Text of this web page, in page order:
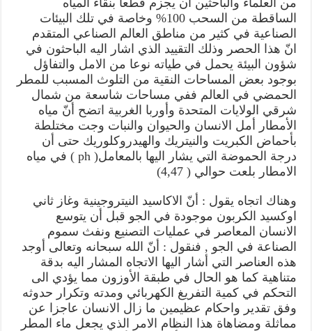
من العلماء والباحثين أن يجزم قطعا بنقاء المياه
الساقطة من السحب 100% وخاصة في تلك البيئات
الصناعية في كثير من مناطق العالم الصناعي المتقدم
انّ هذا الحصر وذلك التقييد الذي اشار اليه الباحثون في
شؤون البيئة يحمل في طياته نوعا من الامل والتفاؤل
بوجود بعض المساحات النقية من التلوث المسبب للمطر
الحمضي في العالم ففي مساحات شاسعة من شمال
شرقي الولايات المتحدة وأوربا الغربية اتضح أنّ مياه
الأمطار أمل الانسان والحيوان والنبات وجت مختلطة
بأحماض الكبريت والنيتريك والهيدروكلوريك حتى أن
درجة الحموضة التي يشار اليها بالمعامل( ph ) في مياه
الامطار بلعت حوالي ( 4,47)
وهناك اتجاه يقول : أنّ الاكاسيد النيتروجينية وغاز ثاني
اوكسيد الكربون موجودة في الجو قبل أن يتوسع
الانسان المعاصر في عمليات التصنيع ونفث سموم
الصناعة في الجو , فنقول : أنّ الله سبحانه وتعالى أوجد
هذه العناصر التي أشار اليها الاتجاه المشار اليه بدقة
متناهية كما هو الحال في طبقة الأوزون مما يؤدي الى
التحكم في كمية التفريغ الكهربائي ومدته وتكرار حدوثه
وفق تقدير واحكام عظيمين ما زال الانسان عاجزا عن
مماثلة ومضاهاة هذا النظام الامر الذي يجعل ماء المطر